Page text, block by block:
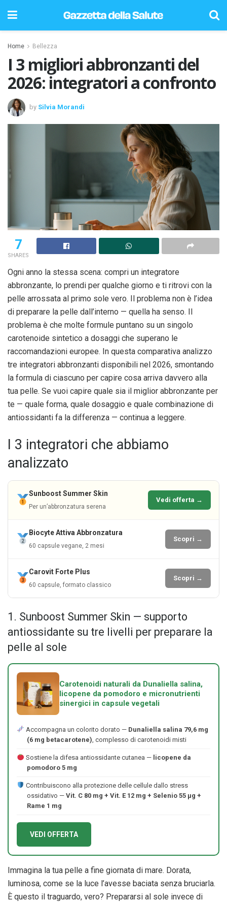
Home Bellezza
I 3 migliori abbronzanti del
2026: integratori a confronto
by Silvia Morandi
7
SHARES
Ogni anno la stessa scena: compri un integratore
abbronzante, lo prendi per qualche giorno e ti ritrovi con la
pelle arrossata al primo sole vero. Il problema non è l’idea
di preparare la pelle dall’interno — quella ha senso. Il
problema è che molte formule puntano su un singolo
carotenoide sintetico a dosaggi che superano le
raccomandazioni europee. In questa comparativa analizzo
tre integratori abbronzanti disponibili nel 2026, smontando
la formula di ciascuno per capire cosa arriva davvero alla
tua pelle. Se vuoi capire quale sia il miglior abbronzante per
te — quale forma, quale dosaggio e quale combinazione di
antiossidanti fa la differenza — continua a leggere.
I 3 integratori che abbiamo
analizzato
Sunboost Summer Skin
Per un’abbronzatura serena
Vedi offerta →
Biocyte Attiva Abbronzatura
60 capsule vegane, 2 mesi
Scopri →
Carovit Forte Plus
60 capsule, formato classico
Scopri →
1. Sunboost Summer Skin — supporto
antiossidante su tre livelli per preparare la
pelle al sole
Carotenoidi naturali da Dunaliella salina,
licopene da pomodoro e micronutrienti
sinergici in capsule vegetali
Accompagna un colorito dorato — Dunaliella salina 79,6 mg
(6 mg betacarotene), complesso di carotenoidi misti
Sostiene la difesa antiossidante cutanea — licopene da
pomodoro 5 mg
Contribuiscono alla protezione delle cellule dallo stress
ossidativo — Vit. C 80 mg + Vit. E 12 mg + Selenio 55 μg +
Rame 1 mg
VEDI OFFERTA
Immagina la tua pelle a fine giornata di mare. Dorata,
luminosa, come se la luce l’avesse baciata senza bruciarla.
È questo il traguardo, vero? Prepararsi al sole invece di